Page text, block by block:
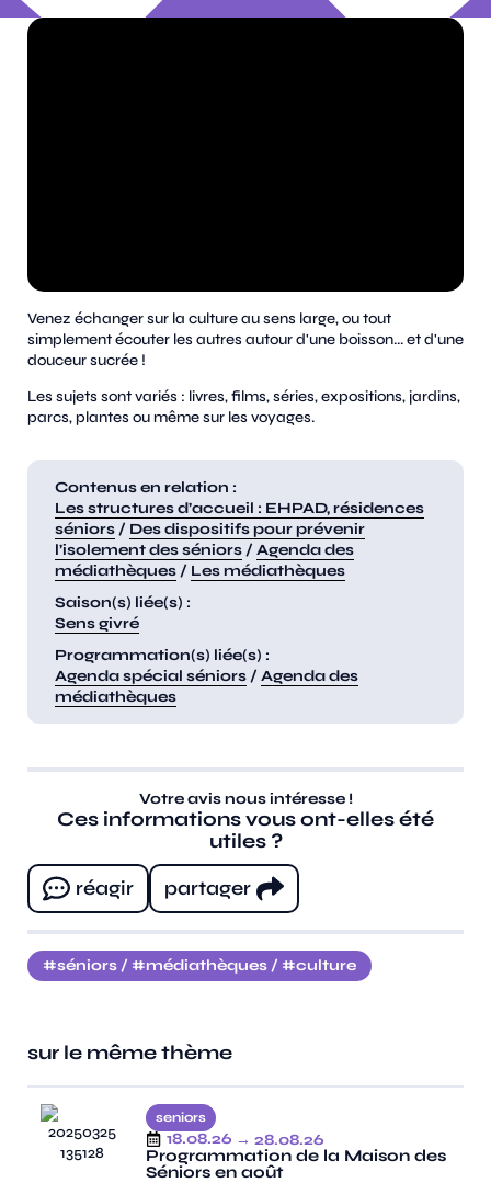
Venez échanger sur la culture au sens large, ou tout
simplement écouter les autres autour d'une boisson... et d'une
douceur sucrée !
Les sujets sont variés : livres, films, séries, expositions, jardins,
parcs, plantes ou même sur les voyages.
Contenus en relation :
Les structures d’accueil : EHPAD, résidences
séniors / Des dispositifs pour prévenir
l’isolement des séniors / Agenda des
médiathèques / Les médiathèques
Saison(s) liée(s) :
Sens givré
Programmation(s) liée(s) :
Agenda spécial séniors / Agenda des
médiathèques
Votre avis nous intéresse !
Ces informations vous ont-elles été
utiles ?
réagir
partager
séniors / médiathèques / culture
sur le même thème
seniors
18.08.26 → 28.08.26
Programmation de la Maison des
Séniors en août